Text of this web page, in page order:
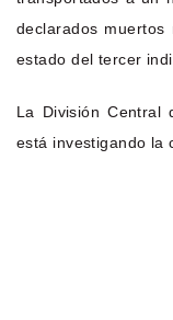
declarados
estado del tercer
La División Central
está investigando la